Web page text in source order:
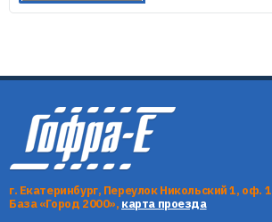
г. Екатеринбург, Переулок Никольский 1, оф. 1
База «Город 2000», карта проезда